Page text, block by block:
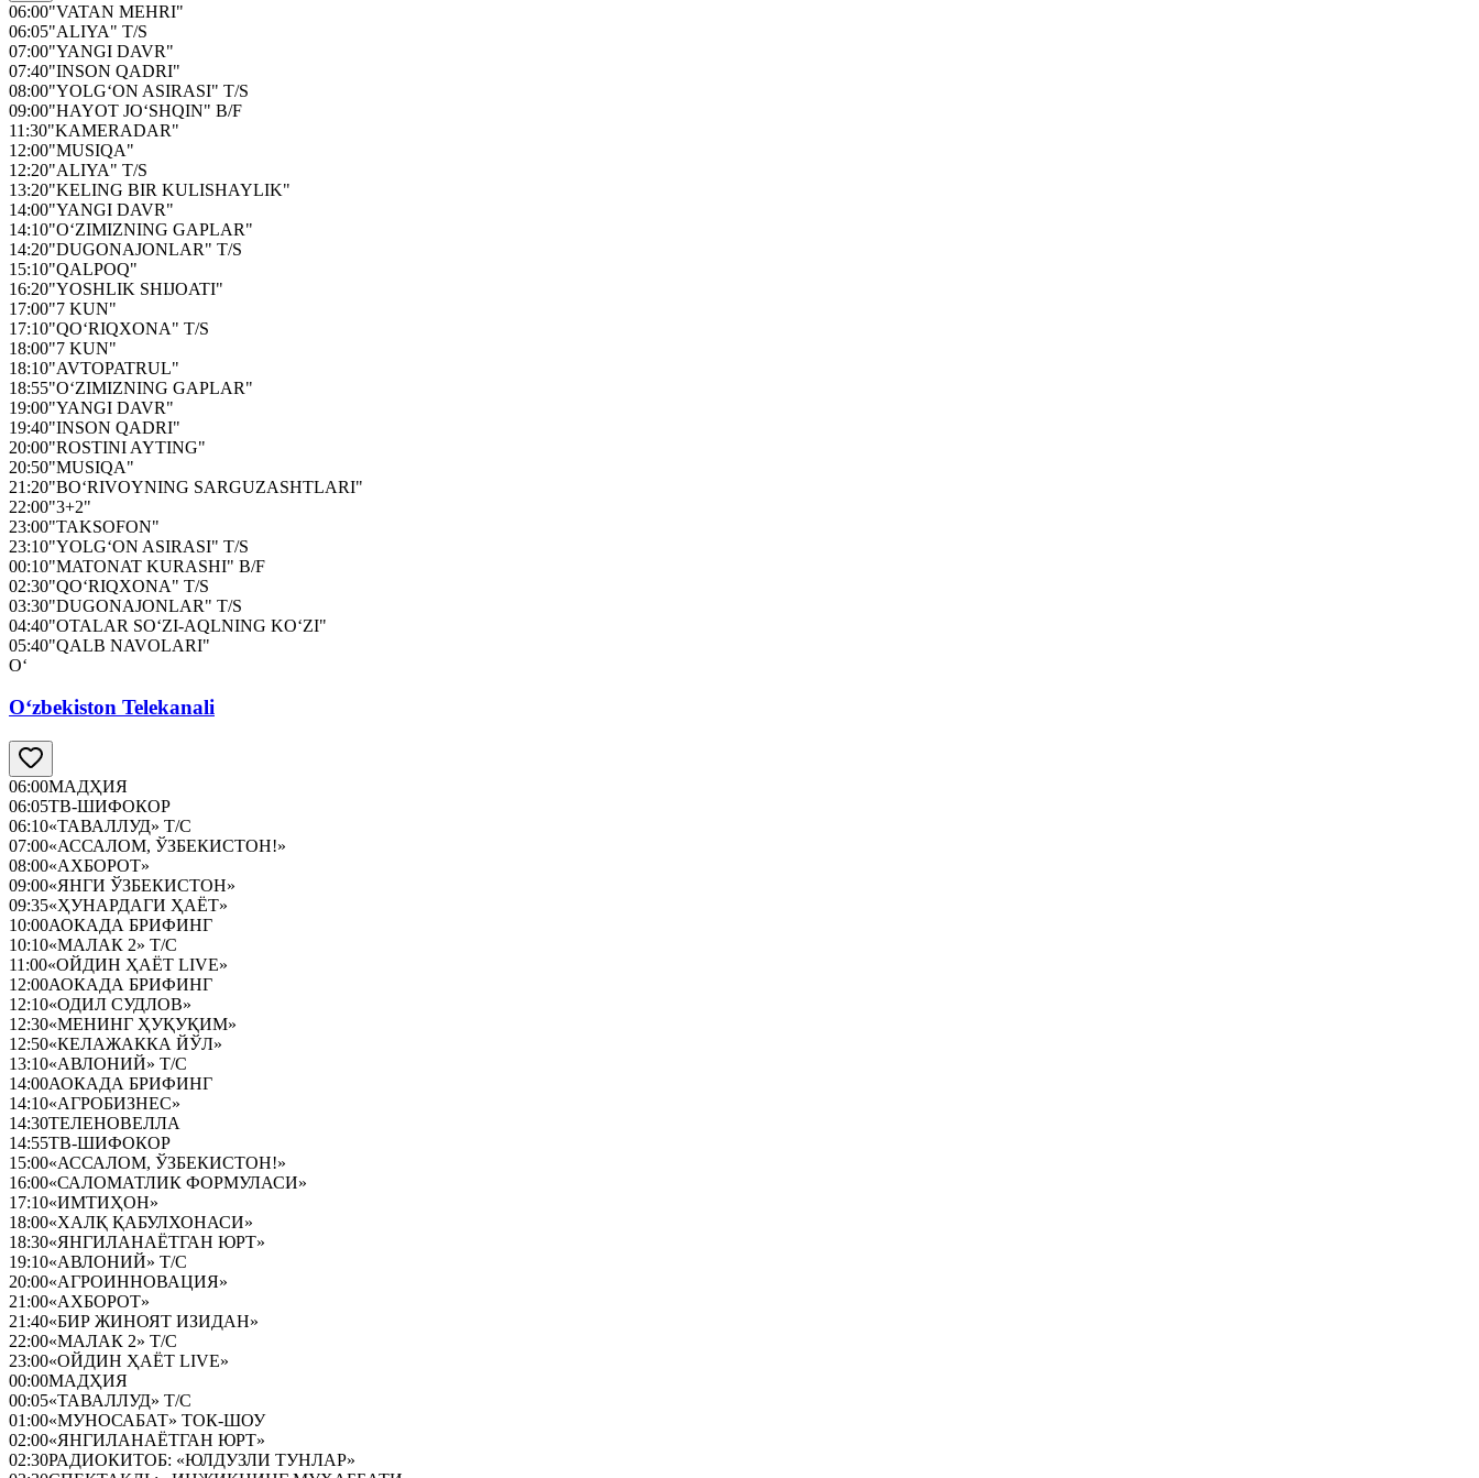
06:00"VATAN MEHRI"
06:05"ALIYA" T/S
07:00"YANGI DAVR"
07:40"INSON QADRI"
08:00"YOLG‘ON ASIRASI" T/S
09:00"HAYOT JO‘SHQIN" B/F
11:30"KAMERADAR"
12:00"MUSIQA"
12:20"ALIYA" T/S
13:20"KELING BIR KULISHAYLIK"
14:00"YANGI DAVR"
14:10"O‘ZIMIZNING GAPLAR"
14:20"DUGONAJONLAR" T/S
15:10"QALPOQ"
16:20"YOSHLIK SHIJOATI"
17:00"7 KUN"
17:10"QO‘RIQXONA" T/S
18:00"7 KUN"
18:10"AVTOPATRUL"
18:55"O‘ZIMIZNING GAPLAR"
19:00"YANGI DAVR"
19:40"INSON QADRI"
20:00"ROSTINI AYTING"
20:50"MUSIQA"
21:20"BO‘RIVOYNING SARGUZASHTLARI"
22:00"3+2"
23:00"TAKSOFON"
23:10"YOLG‘ON ASIRASI" T/S
00:10"MATONAT KURASHI" B/F
02:30"QO‘RIQXONA" T/S
03:30"DUGONAJONLAR" T/S
04:40"OTALAR SO‘ZI-AQLNING KO‘ZI"
05:40"QALB NAVOLARI"
O‘
O‘zbekiston Telekanali
06:00МАДҲИЯ
06:05ТВ-ШИФОКОР
06:10«ТАВАЛЛУД» Т/С
07:00«АССАЛОМ, ЎЗБЕКИСТОН!»
08:00«АХБОРОТ»
09:00«ЯНГИ ЎЗБЕКИСТОН»
09:35«ҲУНАРДАГИ ҲАЁТ»
10:00АОКАДА БРИФИНГ
10:10«МАЛАК 2» Т/С
11:00«ОЙДИН ҲАЁТ LIVE»
12:00АОКАДА БРИФИНГ
12:10«ОДИЛ СУДЛОВ»
12:30«МЕНИНГ ҲУҚУҚИМ»
12:50«КЕЛАЖАККА ЙЎЛ»
13:10«АВЛОНИЙ» Т/С
14:00АОКАДА БРИФИНГ
14:10«АГРОБИЗНЕС»
14:30ТЕЛЕНОВЕЛЛА
14:55ТВ-ШИФОКОР
15:00«АССАЛОМ, ЎЗБЕКИСТОН!»
16:00«САЛОМАТЛИК ФОРМУЛАСИ»
17:10«ИМТИҲОН»
18:00«ХАЛҚ ҚАБУЛХОНАСИ»
18:30«ЯНГИЛАНАЁТГАН ЮРТ»
19:10«АВЛОНИЙ» Т/С
20:00«АГРОИННОВАЦИЯ»
21:00«АХБОРОТ»
21:40«БИР ЖИНОЯТ ИЗИДАН»
22:00«МАЛАК 2» Т/С
23:00«ОЙДИН ҲАЁТ LIVE»
00:00МАДҲИЯ
00:05«ТАВАЛЛУД» Т/С
01:00«МУНОСАБАТ» ТОК-ШОУ
02:00«ЯНГИЛАНАЁТГАН ЮРТ»
02:30РАДИОКИТОБ: «ЮЛДУЗЛИ ТУНЛАР»